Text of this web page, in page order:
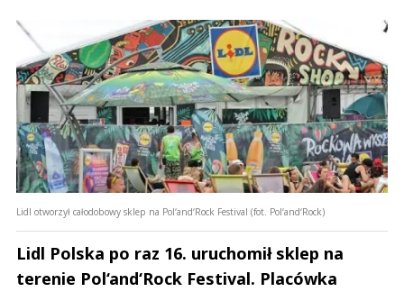
Lidl otworzył całodobowy sklep na Pol‘and‘Rock Festival (fot. Pol‘and‘Rock)
Lidl Polska po raz 16. uruchomił sklep na
terenie Pol‘and‘Rock Festival. Placówka